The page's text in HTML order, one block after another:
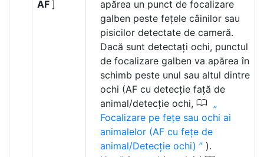
AF ]
apărea un punct de focalizare
galben peste fețele câinilor sau
pisicilor detectate de cameră.
Dacă sunt detectați ochi, punctul
de focalizare galben va apărea în
schimb peste unul sau altul dintre
ochi (AF cu detecție față de
animal/detecție ochi, 0
Focalizare pe fețe sau ochi ai
animalelor (AF cu fețe de
animal/Detecție ochi)
).